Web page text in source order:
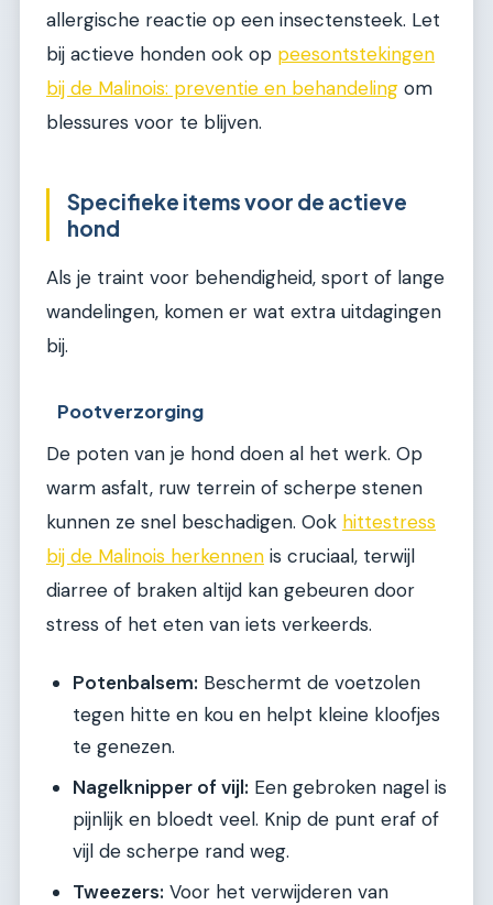
allergische reactie op een insectensteek. Let
bij actieve honden ook op peesontstekingen
bij de Malinois: preventie en behandeling om
blessures voor te blijven.
Specifieke items voor de actieve
hond
Als je traint voor behendigheid, sport of lange
wandelingen, komen er wat extra uitdagingen
bij.
Pootverzorging
De poten van je hond doen al het werk. Op
warm asfalt, ruw terrein of scherpe stenen
kunnen ze snel beschadigen. Ook hittestress
bij de Malinois herkennen is cruciaal, terwijl
diarree of braken altijd kan gebeuren door
stress of het eten van iets verkeerds.
Potenbalsem: Beschermt de voetzolen
tegen hitte en kou en helpt kleine kloofjes
te genezen.
Nagelknipper of vijl: Een gebroken nagel is
pijnlijk en bloedt veel. Knip de punt eraf of
vijl de scherpe rand weg.
Tweezers: Voor het verwijderen van